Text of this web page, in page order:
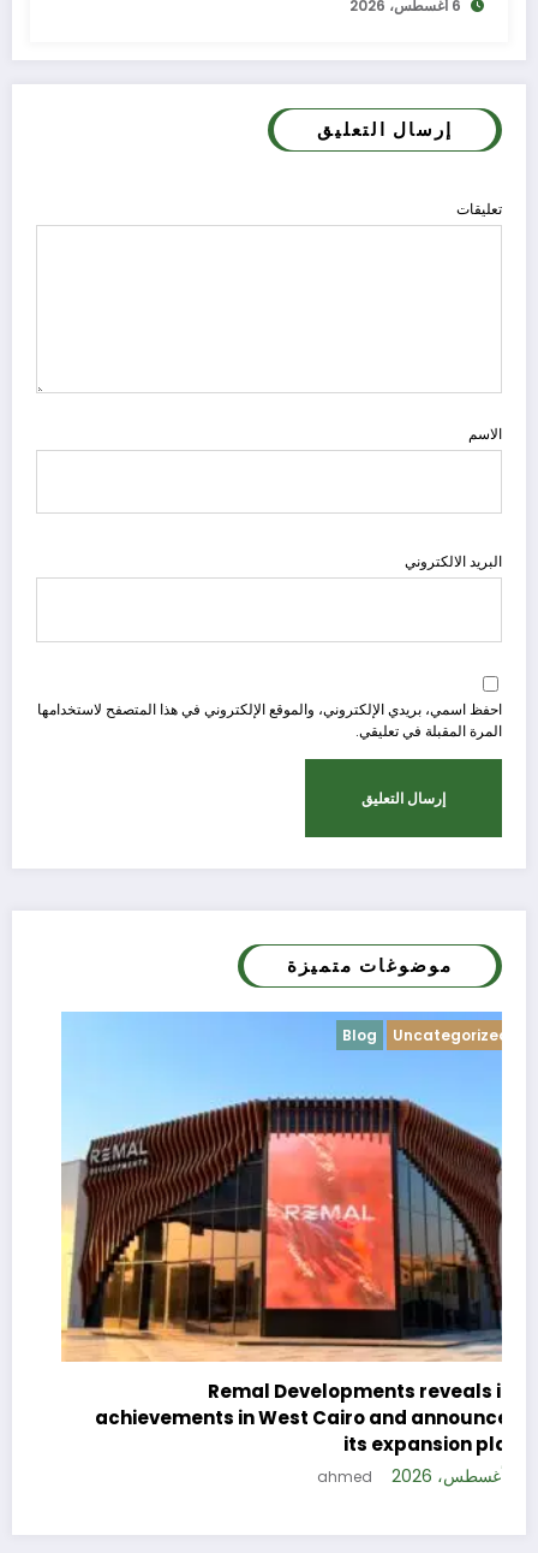
6 أغسطس، 2026
إرسال التعليق
تعليقات
الاسم
البريد الالكتروني
احفظ اسمي، بريدي الإلكتروني، والموقع الإلكتروني في هذا المتصفح لاستخدامها
المرة المقبلة في تعليقي.
موضوغات متميزة
Blog Uncategorized
Remal Developments reveals its
achievements in West Cairo and announces
its expansion plan
5 أغسطس، 2026 ahmed